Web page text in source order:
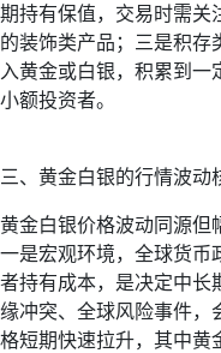
期持有保值，交易时需关
的装饰类产品；三是积存
入黄金或白银，积累到一
小额投资者。
三、黄金白银的行情波动
黄金白银价格波动同源但
一是宏观环境，全球货币
者持有成本，是决定中长
缘冲突、全球风险事件，
格短期快速拉升，其中黄